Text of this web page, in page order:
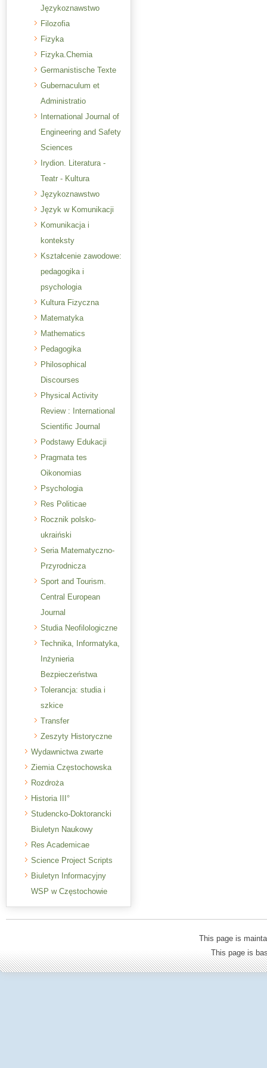
Językoznawstwo
Filozofia
Fizyka
Fizyka.Chemia
Germanistische Texte
Gubernaculum et
Administratio
International Journal of
Engineering and Safety
Sciences
Irydion. Literatura -
Teatr - Kultura
Językoznawstwo
Język w Komunikacji
Komunikacja i
konteksty
Kształcenie zawodowe:
pedagogika i
psychologia
Kultura Fizyczna
Matematyka
Mathematics
Pedagogika
Philosophical
Discourses
Physical Activity
Review : International
Scientific Journal
Podstawy Edukacji
Pragmata tes
Oikonomias
Psychologia
Res Politicae
Rocznik polsko-
ukraiński
Seria Matematyczno-
Przyrodnicza
Sport and Tourism.
Central European
Journal
Studia Neofilologiczne
Technika, Informatyka,
Inżynieria
Bezpieczeństwa
Tolerancja: studia i
szkice
Transfer
Zeszyty Historyczne
Wydawnictwa zwarte
Ziemia Częstochowska
Rozdroża
Historia III°
Studencko-Doktorancki
Biuletyn Naukowy
Res Academicae
Science Project Scripts
Biuletyn Informacyjny
WSP w Częstochowie
This page is
This page is